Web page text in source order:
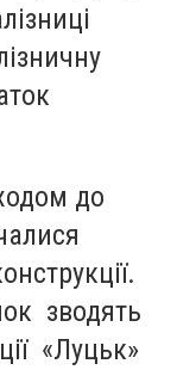
до
зводять
«Луцьк»